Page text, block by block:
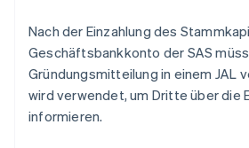
Nach der Einzahlung des
Geschäftsbankkonto der SAS
Gründungsmitteilung in einem JAL
wird verwendet, um Dritte über die
informieren.